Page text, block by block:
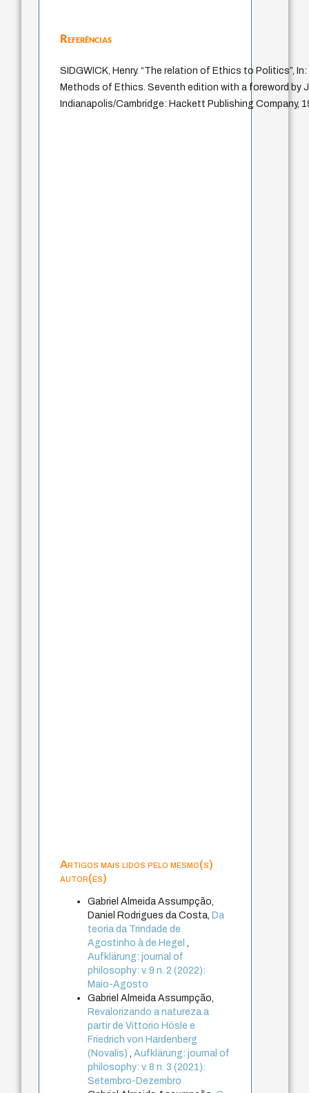
Referências
SIDGWICK, Henry. “The relation of Ethics to Politics”, In:
Methods of Ethics. Seventh edition with a foreword by
Indianapolis/Cambridge: Hackett Publishing Company,
Artigos mais lidos pelo mesmo(s)
autor(es)
Gabriel Almeida Assumpção,
Daniel Rodrigues da Costa, Da
teoria da Trindade de
Agostinho à de Hegel,
Aufklärung: journal of
philosophy: v. 9 n. 2 (2022):
Maio-Agosto
Gabriel Almeida Assumpção,
Revalorizando a natureza a
partir de Vittorio Hösle e
Friedrich von Hardenberg
(Novalis),Aufklärung: journal of
philosophy: v. 8 n. 3 (2021):
Setembro-Dezembro